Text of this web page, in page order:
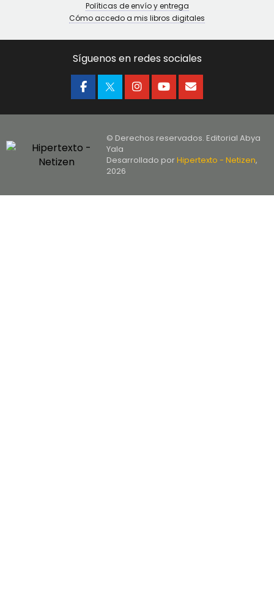
Políticas de envío y entrega
Cómo accedo a mis libros digitales
Síguenos en redes sociales
© Derechos reservados. Editorial Abya
Yala
Desarrollado porHipertexto - Netizen,
2026